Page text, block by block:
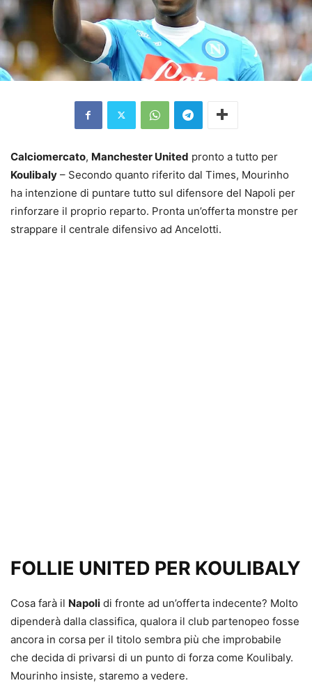
Calciomercato, Manchester United pronto a tutto per
Koulibaly – Secondo quanto riferito dal Times, Mourinho
ha intenzione di puntare tutto sul difensore del Napoli per
rinforzare il proprio reparto. Pronta un’offerta monstre per
strappare il centrale difensivo ad Ancelotti.
FOLLIE UNITED PER KOULIBALY
Cosa farà il Napoli di fronte ad un’offerta indecente? Molto
dipenderà dalla classifica, qualora il club partenopeo fosse
ancora in corsa per il titolo sembra più che improbabile
che decida di privarsi di un punto di forza come Koulibaly.
Mourinho insiste, staremo a vedere.